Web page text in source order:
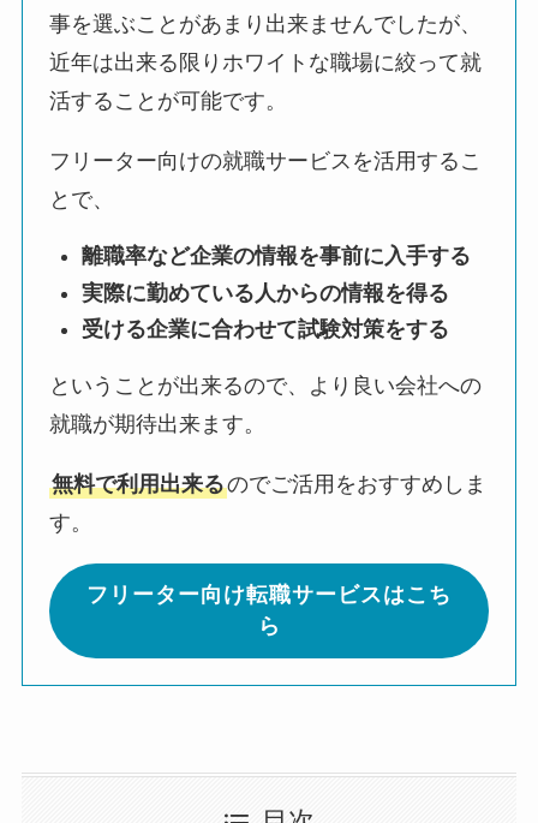
事を選ぶことがあまり出来ませんでしたが、
近年は出来る限りホワイトな職場に絞って就
活することが可能です。
フリーター向けの就職サービスを活用するこ
とで、
離職率など企業の情報を事前に入手する
実際に勤めている人からの情報を得る
受ける企業に合わせて試験対策をする
ということが出来るので、より良い会社への
就職が期待出来ます。
無料で利用出来るのでご活用をおすすめしま
す。
フリーター向け転職サービスはこち
ら